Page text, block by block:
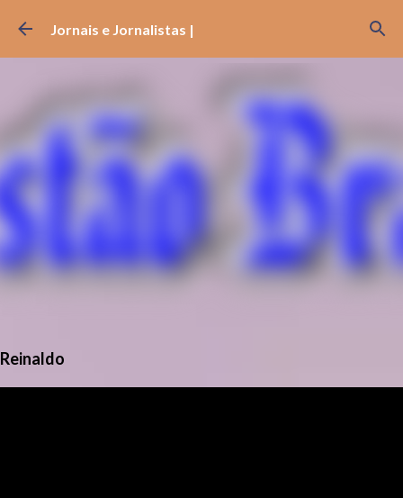
Pular para o conteúdo principal
Jornais e Jornalistas |
Reinaldo